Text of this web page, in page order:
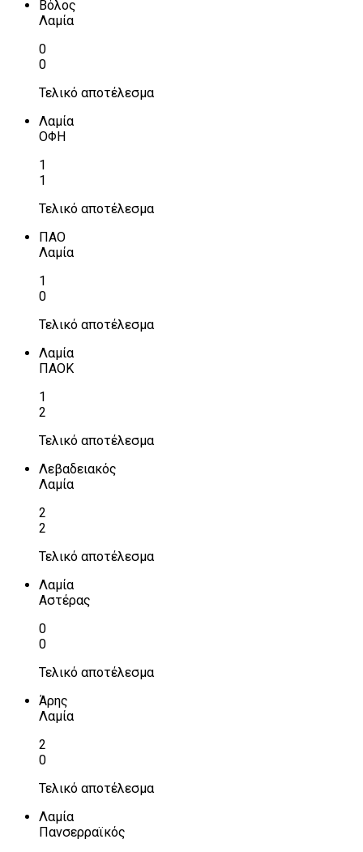
Βόλος
Λαμία
0
0
Τελικό αποτέλεσμα
Λαμία
ΟΦΗ
1
1
Τελικό αποτέλεσμα
ΠΑΟ
Λαμία
1
0
Τελικό αποτέλεσμα
Λαμία
ΠΑΟΚ
1
2
Τελικό αποτέλεσμα
Λεβαδειακός
Λαμία
2
2
Τελικό αποτέλεσμα
Λαμία
Αστέρας
0
0
Τελικό αποτέλεσμα
Άρης
Λαμία
2
0
Τελικό αποτέλεσμα
Λαμία
Πανσερραϊκός